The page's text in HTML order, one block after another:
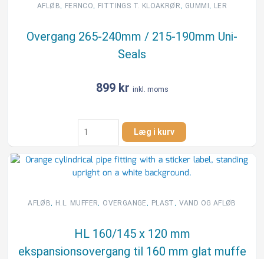
AFLØB, FERNCO, FITTINGS T. KLOAKRØR, GUMMI, LER
Overgang 265-240mm / 215-190mm Uni-
Seals
899 kr inkl. moms
Overgang
265-
240mm
/
215-
Uni-
antal
Læg i kurv
AFLØB, H.L. MUFFER, OVERGANGE , PLAST , VAND OG AFLØB
HL 160/145 x 120 mm
ekspansionsovergang til 160 mm glat muffe